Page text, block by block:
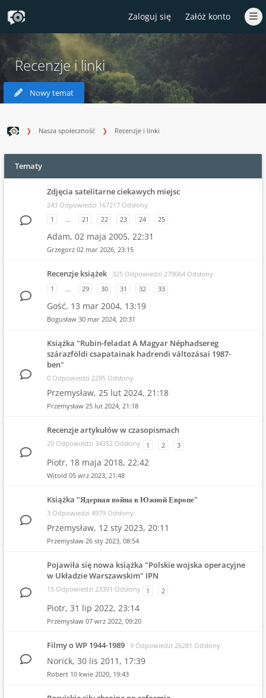
Zaloguj się Załóż konto
Recenzje i linki
Nowy temat
Nasza społeczność Recenzje i linki
Tematy
Zdjęcia satelitarne ciekawych miejsc
243 Odpowiedzi 167217 Odsłony
1
… 21 22 23 24 25
Adam, 02 maja 2005, 22:31
Grzegorz 02 mar 2026, 23:15
Recenzje książek 325 Odpowiedzi 279064 Odsłony
1
… 29 30 31 32 33
Gość, 13 mar 2004, 13:19
Bogusław 30 mar 2024, 20:31
Książka "Rubin-feladat A Magyar Néphadsereg
szárazföldi csapatainak hadrendi változásai 1987-
ben"
0 Odpowiedzi 2295 Odsłony
Przemysław, 25 lut 2024, 21:18
Przemysław 25 lut 2024, 21:18
Recenzje artykułów w czasopismach
20 Odpowiedzi 34352 Odsłony 1 2 3
Piotr, 18 maja 2018, 22:42
Witold 05 wrz 2023, 21:48
Książka "Ядерная война в Южной Европе"
3 Odpowiedzi 4979 Odsłony
Przemysław, 12 sty 2023, 20:11
Przemysław 26 sty 2023, 08:54
Pojawiła się nowa książka "Polskie wojska operacyjne
w Układzie Warszawskim" IPN
15 Odpowiedzi 23391 Odsłony 1 2
Piotr, 31 lip 2022, 23:14
Przemysław 07 wrz 2022, 09:20
Filmy o WP 1944-1989 9 Odpowiedzi 26281 Odsłony
Norick, 30 lis 2011, 17:39
Robert 10 kwie 2020, 19:43